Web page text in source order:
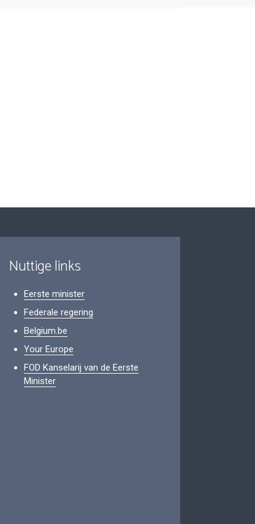
Nuttige links
Eerste minister
Federale regering
Belgium.be
Your Europe
FOD Kanselarij van de Eerste
Minister